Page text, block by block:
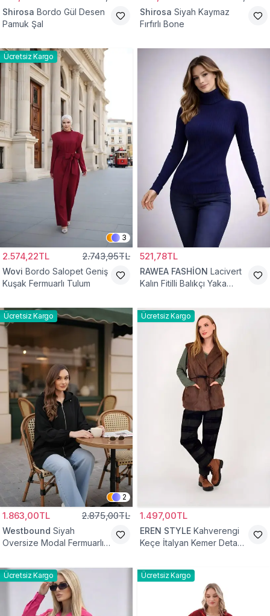
Shirosa Bordo Gül Desen
Pamuk Şal
Shirosa Siyah Kaymaz
Fırfırlı Bone
Ücretsiz Kargo
3
2.574,22TL 2.743,95TL
Wovi Bordo Salopet Geniş
Kuşak Fermuarlı Tulum
521,78TL
RAWEA FASHİON Lacivert
Kalın Fitilli Balıkçı Yaka
Ücretsiz Kargo
2
1.863,00TL 2.875,00TL
Westbound Siyah
Oversize Modal Fermuarlı
Ücretsiz Kargo
1.497,00TL
EREN STYLE Kahverengi
Keçe İtalyan Kemer Detaylı
Ücretsiz Kargo Ücretsiz Kargo